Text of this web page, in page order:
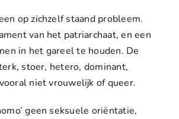
op zichzelf staand probleem.
van het patriarchaat, en een
in het gareel te houden. De
stoer, hetero, dominant,
niet vrouwelijk of queer.
geen seksuele oriëntatie,